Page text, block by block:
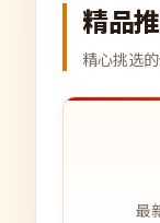
精品
精心挑选
最